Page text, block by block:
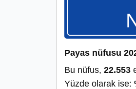
Payas nüfusu
Bu nüfus, 22.553
Yüzde olarak ise: